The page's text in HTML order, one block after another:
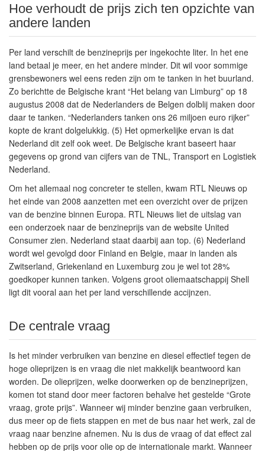
Hoe verhoudt de prijs zich ten opzichte van
andere landen
Per land verschilt de benzineprijs per ingekochte liter. In het ene
land betaal je meer, en het andere minder. Dit wil voor sommige
grensbewoners wel eens reden zijn om te tanken in het buurland.
Zo berichtte de Belgische krant “Het belang van Limburg” op 18
augustus 2008 dat de Nederlanders de Belgen dolblij maken door
daar te tanken. “Nederlanders tanken ons 26 miljoen euro rijker”
kopte de krant dolgelukkig. (5) Het opmerkelijke ervan is dat
Nederland dit zelf ook weet. De Belgische krant baseert haar
gegevens op grond van cijfers van de TNL, Transport en Logistiek
Nederland.
Om het allemaal nog concreter te stellen, kwam RTL Nieuws op
het einde van 2008 aanzetten met een overzicht over de prijzen
van de benzine binnen Europa. RTL Nieuws liet de uitslag van
een onderzoek naar de benzineprijs van de website United
Consumer zien. Nederland staat daarbij aan top. (6) Nederland
wordt wel gevolgd door Finland en Belgie, maar in landen als
Zwitserland, Griekenland en Luxemburg zou je wel tot 28%
goedkoper kunnen tanken. Volgens groot oliemaatschappij Shell
ligt dit vooral aan het per land verschillende accijnzen.
De centrale vraag
Is het minder verbruiken van benzine en diesel effectief tegen de
hoge olieprijzen is en vraag die niet makkelijk beantwoord kan
worden. De olieprijzen, welke doorwerken op de benzineprijzen,
komen tot stand door meer factoren behalve het gestelde “Grote
vraag, grote prijs”. Wanneer wij minder benzine gaan verbruiken,
dus meer op de fiets stappen en met de bus naar het werk, zal de
vraag naar benzine afnemen. Nu is dus de vraag of dat effect zal
hebben op de prijs voor olie op de internationale markt. Wanneer